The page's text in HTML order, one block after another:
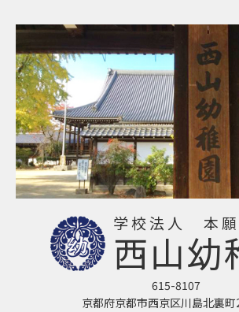
学校法人 本願
西山幼
615-8107
京都府京都市西京区川島北裏町